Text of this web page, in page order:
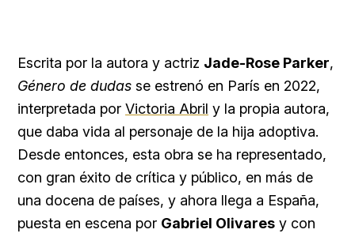
Escrita por la autora y actriz Jade-Rose Parker,
Género de dudas se estrenó en París en 2022,
interpretada por Victoria Abril y la propia autora,
que daba vida al personaje de la hija adoptiva.
Desde entonces, esta obra se ha representado,
con gran éxito de crítica y público, en más de
una docena de países, y ahora llega a España,
puesta en escena por Gabriel Olivares y con